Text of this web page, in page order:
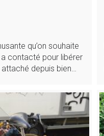
qu’on souhaite
contacté pour libérer
depuis bien…